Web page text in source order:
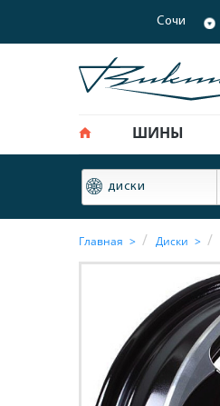
Сочи
ШИНЫ
ФИЛЬТР
диски
Главная Диски